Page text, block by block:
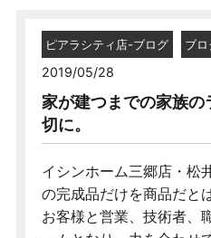
ピアラシティ店-ブログ ブロ
2019/05/28
家が建つまでの家族
切に。
イシンホーム三郷店・松
の完成品だけを商品だと
お客様と営業、技術者、